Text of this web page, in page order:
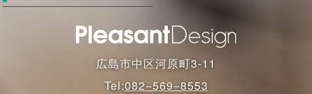
広島市中区河原町3-11
Tel:082−569−8553